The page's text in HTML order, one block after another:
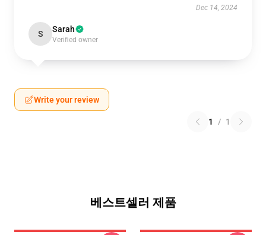
Dec 14, 2024
S Sarah
Verified owner
Write your review
1 / 1
베스트셀러 제품